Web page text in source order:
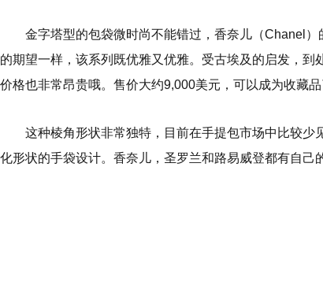
金字塔型的包袋微时尚不能错过，香奈儿（Chanel
的期望一样，该系列既优雅又优雅。受古埃及的启发，
价格也非常昂贵哦。售价大约9,000美元，可以成为收藏品
这种棱角形状非常独特，目前在手提包市场中比较
化形状的手袋设计。香奈儿，圣罗兰和路易威登都有自己